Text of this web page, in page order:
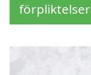
förpliktelser